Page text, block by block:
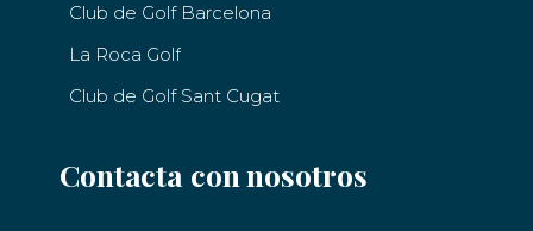
Club de Golf Barcelona
La Roca Golf
Club de Golf Sant Cugat
Contacta con nosotros